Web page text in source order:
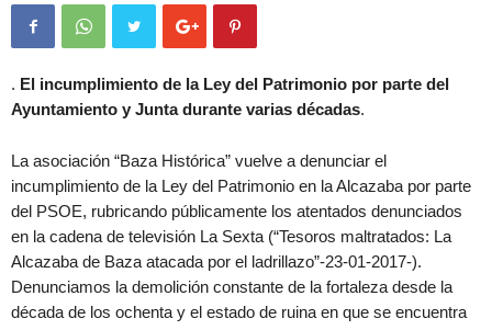
. El incumplimiento de la Ley del Patrimonio por parte del
Ayuntamiento y Junta durante varias décadas.
La asociación “Baza Histórica” vuelve a denunciar el
incumplimiento de la Ley del Patrimonio en la Alcazaba por parte
del PSOE, rubricando públicamente los atentados denunciados
en la cadena de televisión La Sexta (“Tesoros maltratados: La
Alcazaba de Baza atacada por el ladrillazo”-23-01-2017-).
Denunciamos la demolición constante de la fortaleza desde la
década de los ochenta y el estado de ruina en que se encuentra